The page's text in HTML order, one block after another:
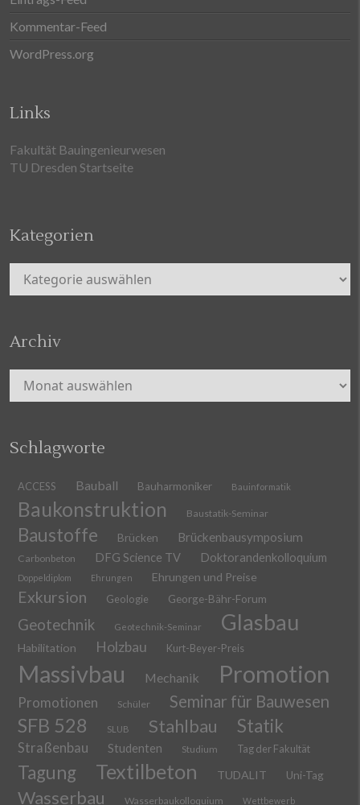
Kommentar-Feed
WordPress.org
Links
Fakultät Bauingenieurwesen
TU Dresden Startseite
Kategorien
Kategorien
Archiv
Archiv
Schlagworte
ACCESS Bauball Bauharmoniker Bauinformatik
Baukonstruktion Baustatik-Seminar
Baustoffe Brücken Brückenbausymposium
Carbonbeton DFG Science TV Doktorandenkolloquium
Doppeldiplom Ehrungen Ehrungen und Preise
Exkursion Geologie George-Bähr-Forum
Geotechnik Geotechnik-Seminar Glasbau
Habilitation Holzbau Kurt-Beyer-Preis
Massivbau Mechanik Promotion
Promotionen Schüler Seminar für Bauwesen
SFB 528 SLUB Stahlbau Statik
Straßenbau Studenten Studium Tag der Fakultät
Tagung Textilbeton TUDALIT Uni-Tag
Wasserbau Wasserbaukolloquium Wettbewerb